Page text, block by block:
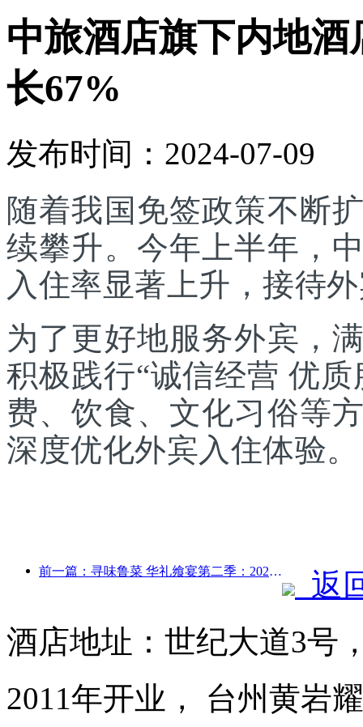
中旅酒店旗下内地
长67%
发布时间：2024-07-09
随着我国免签政策不断
续攀升。今年上半年，
入住率显著上升，接待
为了更好地服务外宾，
积极践行“诚信经营 优
费、饮食、文化习俗等
深度优化外宾入住体验。
前一篇：寻味鲁菜 华礼飨宴第二季：2024万达酒店全国联动鲁菜传承之旅正式启动
返
酒店地址：世纪大道3号
2011年开业， 台州黄